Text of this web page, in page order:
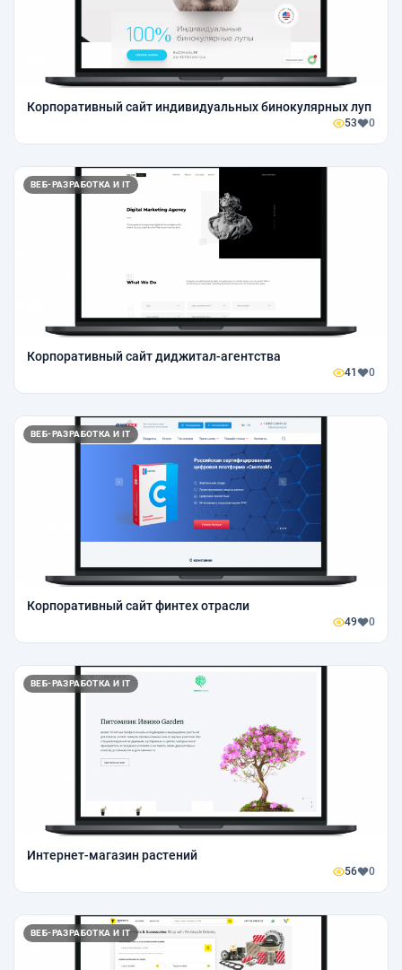
Корпоративный сайт индивидуальных бинокулярных луп
53 0
ВЕБ-РАЗРАБОТКА И IT
Корпоративный сайт диджитал-агентства
41 0
ВЕБ-РАЗРАБОТКА И IT
Корпоративный сайт финтех отрасли
49 0
ВЕБ-РАЗРАБОТКА И IT
Интернет-магазин растений
56 0
ВЕБ-РАЗРАБОТКА И IT